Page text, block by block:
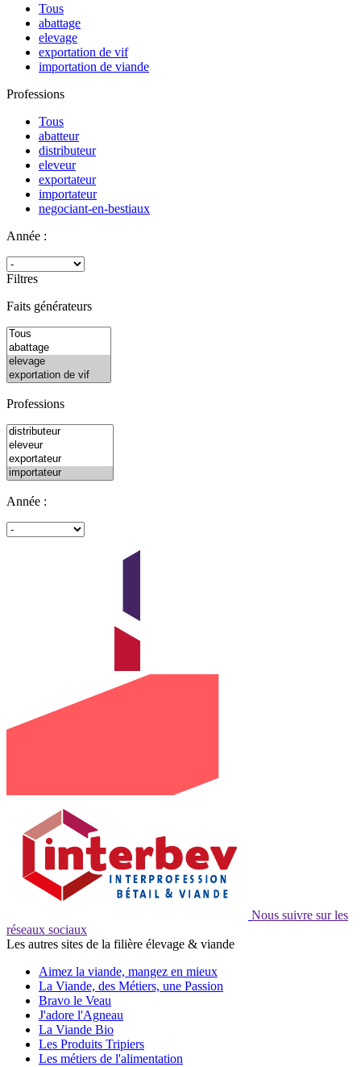
Tous
abattage
elevage
exportation de vif
importation de viande
Professions
Tous
abatteur
distributeur
eleveur
exportateur
importateur
negociant-en-bestiaux
Année :
Filtres
Faits générateurs
Professions
Année :
Nous suivre sur les
réseaux sociaux
Les autres sites de la filière élevage & viande
Aimez la viande, mangez en mieux
La Viande, des Métiers, une Passion
Bravo le Veau
J'adore l'Agneau
La Viande Bio
Les Produits Tripiers
Les métiers de l'alimentation